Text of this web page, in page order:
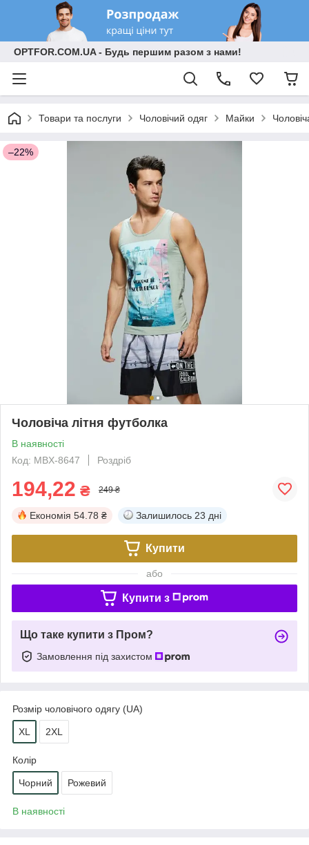
OPTFOR.COM.UA - Будь першим разом з нами!
Товари та послуги Чоловічий одяг Майки
–22%
Чоловіча літня футболка
В наявності
Код: MBX-8647
Роздріб
194,22 ₴ 249 ₴
Економія 54.78 ₴ Залишилось 23 дні
Купити
або
Купити з
Що таке купити з Пром?
Замовлення під захистом
Розмір чоловічого одягу (UA)
XL 2XL
Колір
Чорний Рожевий
В наявності